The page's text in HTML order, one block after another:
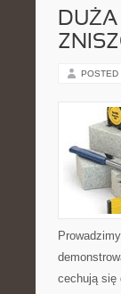
POSTED
cechują się